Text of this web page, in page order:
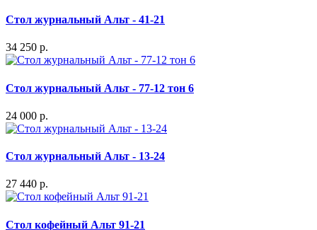
Стол журнальный Альт - 41-21
34 250 р.
Стол журнальный Альт - 77-12 тон 6
24 000 р.
Стол журнальный Альт - 13-24
27 440 р.
Стол кофейный Альт 91-21